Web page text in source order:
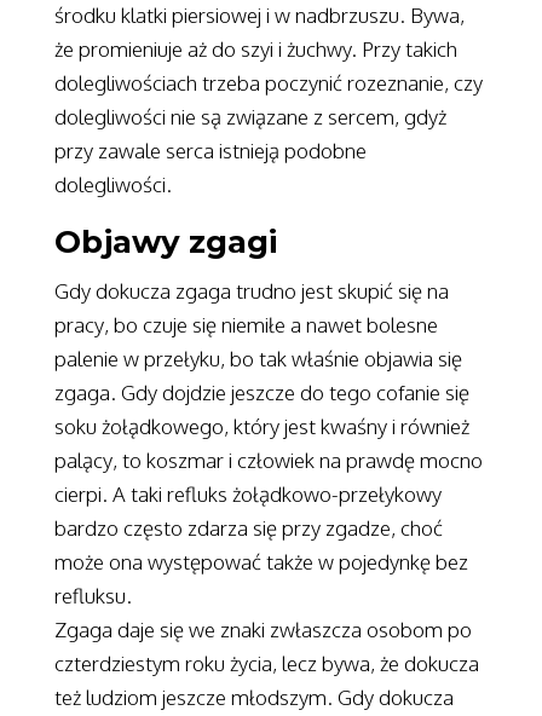
środku klatki piersiowej i w nadbrzuszu. Bywa,
że promieniuje aż do szyi i żuchwy. Przy takich
dolegliwościach trzeba poczynić rozeznanie, czy
dolegliwości nie są związane z sercem, gdyż
przy zawale serca istnieją podobne
dolegliwości.
Objawy zgagi
Gdy dokucza zgaga trudno jest skupić się na
pracy, bo czuje się niemiłe a nawet bolesne
palenie w przełyku, bo tak właśnie objawia się
zgaga. Gdy dojdzie jeszcze do tego cofanie się
soku żołądkowego, który jest kwaśny i również
palący, to koszmar i człowiek na prawdę mocno
cierpi. A taki refluks żołądkowo-przełykowy
bardzo często zdarza się przy zgadze, choć
może ona występować także w pojedynkę bez
refluksu.
Zgaga daje się we znaki zwłaszcza osobom po
czterdziestym roku życia, lecz bywa, że dokucza
też ludziom jeszcze młodszym. Gdy dokucza